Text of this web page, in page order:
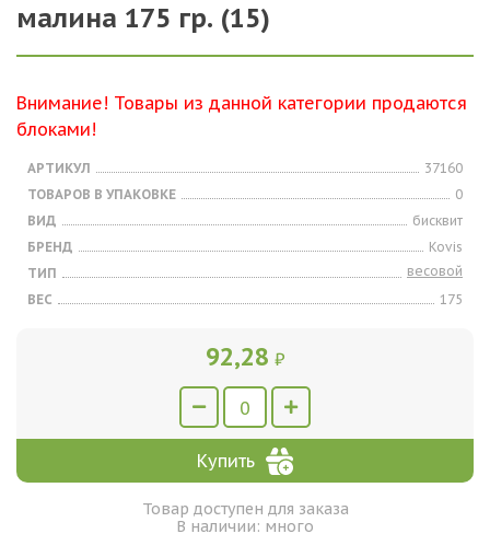
малина 175 гр. (15)
Внимание! Товары из данной категории продаются
блоками!
АРТИКУЛ
37160
ТОВАРОВ В УПАКОВКЕ
0
ВИД
бисквит
БРЕНД
Kovis
ТИП
весовой
ВЕС
175
92,28 ₽
Купить
Товар доступен для заказа
В наличии: много